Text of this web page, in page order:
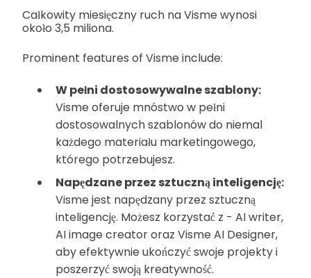
Całkowity miesięczny ruch na Visme wynosi
około 3,5 miliona.
Prominent features of Visme include:
W pełni dostosowywalne szablony:
Visme oferuje mnóstwo w pełni
dostosowalnych szablonów do niemal
każdego materiału marketingowego,
którego potrzebujesz.
Napędzane przez sztuczną inteligencję:
Visme jest napędzany przez sztuczną
inteligencję. Możesz korzystać z - AI writer,
AI image creator oraz Visme AI Designer,
aby efektywnie ukończyć swoje projekty i
poszerzyć swoją kreatywność.